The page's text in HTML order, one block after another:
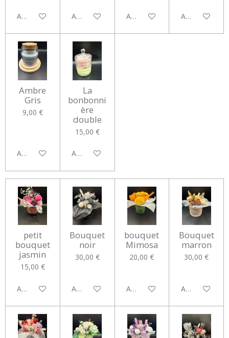
Ajouter au panierAjouter au panierAjouter au panierAjouter au
Ambre
Gris
9,00 €
Ajouter au panier
La
bonbonni
ère
double
15,00 €
Ajouter au panier
petit
bouquet
jasmin
15,00 €
Ajouter au panier
Bouquet
noir
30,00 €
Ajouter au panier
bouquet
Mimosa
20,00 €
Ajouter au panier
Bouquet
marron
30,00 €
Ajouter au